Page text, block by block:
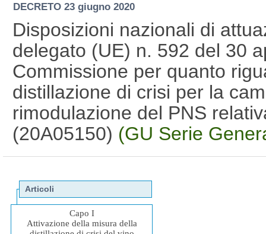
DECRETO 23 giugno 2020
Disposizioni nazionali di
delegato (UE) n. 592 del 30
Commissione per quanto
distillazione di crisi per la
rimodulazione del PNS
(20A05150) (GU Serie